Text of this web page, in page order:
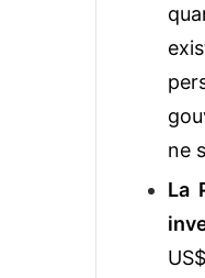
ne
La